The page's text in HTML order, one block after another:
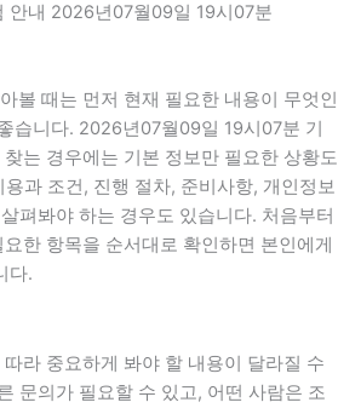
안내 2026년07월09일 19시07분
볼 때는 먼저 현재 필요한 내용이 무엇인
습니다. 2026년07월09일 19시07분 기
는 경우에는 기본 정보만 필요한 상황도
과 조건, 진행 절차, 준비사항, 개인정보
펴봐야 하는 경우도 있습니다. 처음부터
한 항목을 순서대로 확인하면 본인에게
다.
라 중요하게 봐야 할 내용이 달라질 수
문의가 필요할 수 있고, 어떤 사람은 조